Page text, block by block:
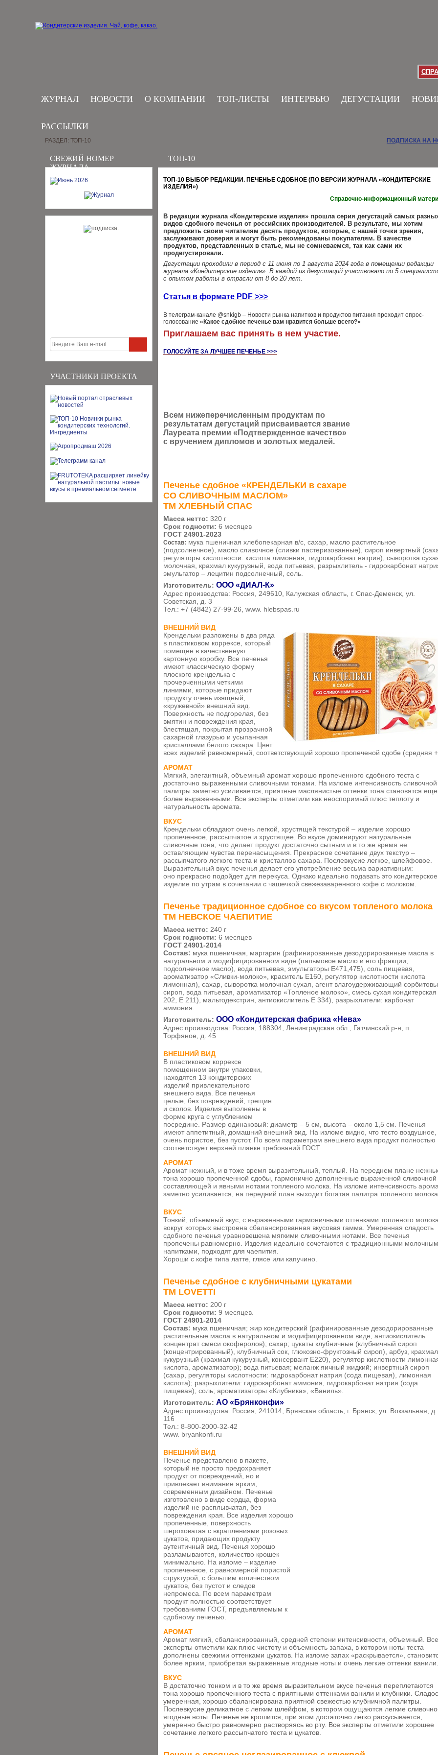
ЖУРНАЛ НОВОСТИ О КОМПАНИИ ТОП-ЛИСТЫ ИНТЕРВЬЮ ДЕГУСТАЦИИ
РАССЫЛКИ
СВЕЖИЙ НОМЕР
ЖУРНАЛА
УЧАСТНИКИ ПРОЕКТА
РАЗДЕЛ: ТОП-10 ПОДПИСКА НА
ТОП-10
ТОП-10 ВЫБОР РЕДАКЦИИ. ПЕЧЕНЬЕ СДОБНОЕ (ПО ВЕРСИИ ЖУРНАЛА «КОНДИТЕРСКИЕ
ИЗДЕЛИЯ»)
Справочно-информационный
В редакции журнала «Кондитерские изделия» прошла серия дегустаций самых
видов сдобного печенья от российских производителей. В результате, мы хотим
предложить своим читателям десять продуктов, которые, с нашей точки зрения,
заслуживают доверия и могут быть рекомендованы покупателям. В качестве
продуктов, представленных в статье, мы не сомневаемся, так как сами их
продегустировали.
Дегустации проходили в период с 11 июня по 1 августа 2024 года в помещении редакции
журнала «Кондитерские изделия». В каждой из дегустаций участвовало по 5
с опытом работы в отрасли от 8 до 20 лет.
Статья в формате PDF >>>
В телеграм-канале @snkigb – Новости рынка напитков и продуктов питания проходит опрос-
голосование «Какое сдобное печенье вам нравится больше всего?»
Приглашаем вас принять в нем участие.
ГОЛОСУЙТЕ ЗА ЛУЧШЕЕ ПЕЧЕНЬЕ >>>
Всем нижеперечисленным продуктам по
результатам дегустаций присваивается звание
Лауреата премии «Подтвержденное качество»
с вручением дипломов и золотых медалей.
Печенье сдобное «КРЕНДЕЛЬКИ в сахаре
СО СЛИВОЧНЫМ МАСЛОМ»
ТМ ХЛЕБНЫЙ СПАС
Масса нетто: 320 г
Срок годности: 6 месяцев
ГОСТ 24901-2023
Состав: мука пшеничная хлебопекарная в/с, сахар, масло растительное
(подсолнечное), масло сливочное (сливки пастеризованные), сироп инвертный
регуляторы кислотности: кислота лимонная, гидрокарбонат натрия), сыворотка
молочная, крахмал кукурузный, вода питьевая, разрыхлитель - гидрокарбонат
эмульгатор – лецитин подсолнечный, соль.
Изготовитель: ООО «ДИАЛ-К»
Адрес производства: Россия, 249610, Калужская область, г. Спас-Деменск, ул.
Советская, д. 3
Тел.: +7 (4842) 27-99-26, www. hlebspas.ru
ВНЕШНИЙ ВИД
Крендельки разложены в два ряда
в пластиковом коррексе, который
помещен в качественную
картонную коробку. Все печенья
имеют классическую форму
плоского кренделька с
прочерченными четкими
линиями, которые придают
продукту очень изящный,
«кружевной» внешний вид.
Поверхность не подгорелая, без
вмятин и повреждения края,
блестящая, покрытая прозрачной
сахарной глазурью и усыпанная
кристаллами белого сахара. Цвет
всех изделий равномерный, соответствующий хорошо пропеченой сдобе (средняя
АРОМАТ
Мягкий, элегантный, объемный аромат хорошо пропеченного сдобного теста с
достаточно выраженными сливочными тонами. На изломе интенсивность сливочной
палитры заметно усиливается, приятные маслянистые оттенки тона становятся еще
более выраженными. Все эксперты отметили как неоспоримый плюс теплоту и
натуральность аромата.
ВКУС
Крендельки обладают очень легкой, хрустящей текстурой – изделие хорошо
пропеченное, рассыпчатое и хрустящее. Во вкусе доминируют натуральные
сливочные тона, что делает продукт достаточно сытным и в то же время не
оставляющим чувства перенасыщения. Прекрасное сочетание двух текстур –
рассыпчатого легкого теста и кристаллов сахара. Послевкусие легкое, шлейфовое.
Выразительный вкус печенья делает его употребление весьма вариативным:
оно прекрасно подойдет для перекуса. Однако идеально подавать это кондитерское
изделие по утрам в сочетании с чашечкой свежезаваренного кофе с молоком.
Печенье традиционное сдобное со вкусом топленого молока
ТМ НЕВСКОЕ ЧАЕПИТИЕ
Масса нетто: 240 г
Срок годности: 6 месяцев
ГОСТ 24901-2014
Состав: мука пшеничная, маргарин (рафинированные дезодорированные масла в
натуральном и модифицированном виде (пальмовое масло и его фракции,
подсолнечное масло), вода питьевая, эмульгаторы Е471,475), соль пищевая,
ароматизатор «Сливки-молоко», краситель Е160, регулятор кислотности кислота
лимонная), сахар, сыворотка молочная сухая, агент влагоудерживающий
сироп, вода питьевая, ароматизатор «Топленое молоко», смесь сухая
202, Е 211), мальтодекстрин, антиокислитель Е 334), разрыхлители: карбонат
аммония.
Изготовитель: ООО «Кондитерская фабрика «Нева»
Адрес производства: Россия, 188304, Ленинградская обл., Гатчинский р-н, п.
Торфяное, д. 45
ВНЕШНИЙ ВИД
В пластиковом коррексе
помещенном внутри упаковки,
находятся 13 кондитерских
изделий привлекательного
внешнего вида. Все печенья
целые, без повреждений, трещин
и сколов. Изделия выполнены в
форме круга с углублением
посредине. Размер одинаковый: диаметр – 5 см, высота – около 1,5 см. Печенья
имеют аппетитный, домашний внешний вид. На изломе видно, что тесто воздушное,
очень пористое, без пустот. По всем параметрам внешнего вида продукт полностью
соответствует верхней планке требований ГОСТ.
АРОМАТ
Аромат нежный, и в тоже время выразительный, теплый. На переднем плане
тона хорошо пропеченной сдобы, гармонично дополненные выраженной сливочной
составляющей и явными нотами топленого молока. На изломе интенсивность
заметно усиливается, на передний план выходит богатая палитра топленого
ВКУС
Тонкий, объемный вкус, с выраженными гармоничными оттенками топленого
вокруг которых выстроена сбалансированная вкусовая гамма. Умеренная сладость
сдобного печенья уравновешена мягкими сливочными нотами. Все печенья
пропечены равномерно. Изделия идеально сочетаются с традиционными
напитками, подходят для чаепития.
Хороши с кофе типа латте, глясе или капучино.
Печенье сдобное с клубничными цукатами
ТМ LOVETTI
Масса нетто: 200 г
Срок годности: 9 месяцев.
ГОСТ 24901-2014
Состав: мука пшеничная; жир кондитерский (рафинированные дезодорированные
растительные масла в натуральном и модифицированном виде, антиокислитель
концентрат смеси окоферолов); сахар; цукаты клубничные (клубничный сироп
(концентрированный), клубничный сок, глюкозно-фруктозный сироп), арбуз, крахмал
кукурузный (крахмал кукурузный, консервант E220), регулятор кислотности
кислота, ароматизатор); вода питьевая; меланж яичный жидкий; инвертный сироп
(сахар, регуляторы кислотности: гидрокарбонат натрия (сода пищевая), лимонная
кислота); разрыхлители: гидрокарбонат аммония, гидрокарбонат натрия (сода
пищевая); соль; ароматизаторы «Клубника», «Ваниль».
Изготовитель: АО «Брянконфи»
Адрес производства: Россия, 241014, Брянская область, г. Брянск, ул. Вокзальная, д
116
Тел.: 8-800-2000-32-42
www. bryankonfi.ru
ВНЕШНИЙ ВИД
Печенье представлено в пакете,
который не просто предохраняет
продукт от повреждений, но и
привлекает внимание ярким,
современным дизайном. Печенье
изготовлено в виде сердца, форма
изделий не расплывчатая, без
повреждения края. Все изделия хорошо
пропеченные, поверхность
шероховатая с вкраплениями розовых
цукатов, придающих продукту
аутентичный вид. Печенья хорошо
разламываются, количество крошек
минимально. На изломе – изделие
пропеченное, с равномерной пористой
структурой, с большим количеством
цукатов, без пустот и следов
непромеса. По всем параметрам
продукт полностью соответствует
требованиям ГОСТ, предъявляемым к
сдобному печенью.
АРОМАТ
Аромат мягкий, сбалансированный, средней степени интенсивности, объемный. Все
эксперты отметили как плюс чистоту и объемность запаха, в котором ноты теста
дополнены свежими оттенками цукатов. На изломе запах «раскрывается»,
более ярким, приобретая выраженные ягодные ноты и очень легкие оттенки ванили.
ВКУС
В достаточно тонком и в то же время выразительном вкусе печенья переплетаются
тона хорошо пропеченного теста с приятными оттенками ванили и клубники.
умеренная, хорошо сбалансирована приятной свежестью клубничной палитры.
Послевкусие деликатное с легким шлейфом, в котором ощущаются легкие
ягодные ноты. Печенье не крошится, при этом достаточно легко раскусывается,
умеренно быстро равномерно растворяясь во рту. Все эксперты отметили хорошее
сочетание легкого рассыпчатого теста и цукатов.